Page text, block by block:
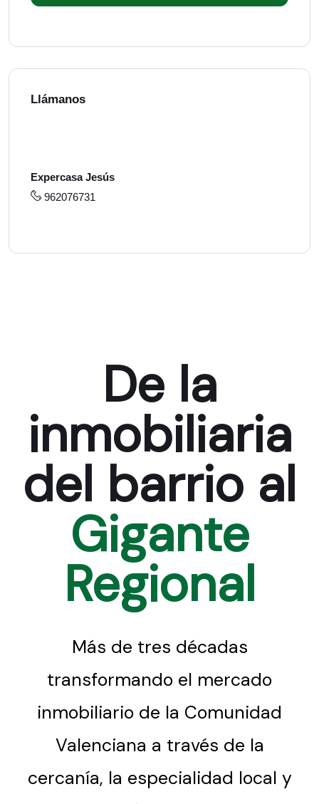
Llámanos
Expercasa Jesús
962076731
De la
inmobiliaria
del barrio al
Gigante
Regional
Más de tres décadas
transformando el mercado
inmobiliario de la Comunidad
Valenciana a través de la
cercanía, la especialidad local y